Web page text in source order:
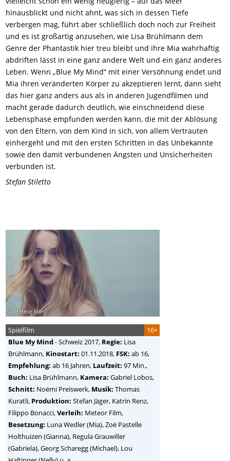
hinausblickt und nicht ahnt, was sich in dessen Tiefe
verbergen mag, führt aber schließlich doch noch zur Freiheit
und es ist großartig anzusehen, wie Lisa Brühlmann dem
Genre der Phantastik hier treu bleibt und ihre Mia wahrhaftig
abdriften lässt in eine ganz andere Welt und ein ganz anderes
Leben. Wenn „Blue My Mind“ mit einer Versöhnung endet und
Mia ihren veränderten Körper zu akzeptieren lernt, dann sieht
das hier ganz anders aus als in anderen Jugendfilmen und
macht gerade dadurch deutlich, wie einschneidend diese
Lebensphase empfunden werden kann, die mit der Ablösung
von den Eltern, von dem Kind in sich, von allem Vertrauten
einhergeht und mit den ersten Schritten in das Unbekannte
sowie den damit verbundenen Ängsten und Unsicherheiten
verbunden ist.
Stefan Stiletto
© Meteor Film
16+
Spielfilm
Blue My Mind-Schweiz2017, Regie: Lisa
Brühlmann, Kinostart: 01.11.2018, FSK: ab 16,
Empfehlung: ab 16 Jahren, Laufzeit: 97 Min.,
Buch: Lisa Brühlmann, Kamera: Gabriel Lobos,
Schnitt: Noëmi Preiswerk, Musik: Thomas
Kuratli, Produktion: Stefan Jäger, Katrin Renz,
Filippo Bonacci,Verleih: Meteor Film,
Besetzung: Luna Wedler (Mia), Zoë Pastelle
Holthuizen (Gianna), Regula Grauwiller
(Gabriela), Georg Scharegg (Michael), Lou